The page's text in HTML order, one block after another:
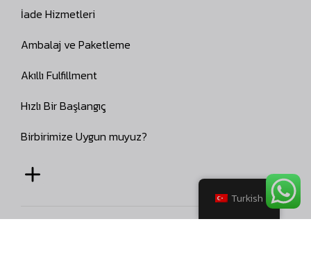
İade Hizmetleri
Ambalaj ve Paketleme
Akıllı Fulfillment
Hızlı Bir Başlangıç
Birbirimize Uygun muyuz?
Turkish